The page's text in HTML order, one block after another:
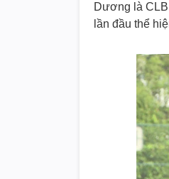
Dương là
lần đầu thể